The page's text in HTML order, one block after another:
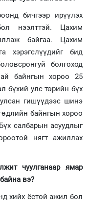
бичгээр ирүүлэх
нээлттэй. Цахим
байгаа. Цахим
хэрэгслүүдийг бид
болгоход
байнгын хороо 25
бүхий улс төрийн бүх
гишүүдээс шинэ
байнгын хороо
салбарын асуудлыг
нягт ажиллах
чуулганаар ямар
вэ?
хийх ёстой ажил бол